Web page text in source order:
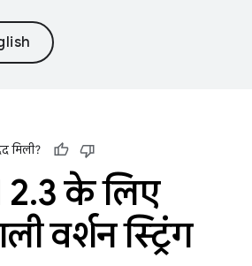
मिली?
.3 के लिए
वर्शन स्ट्रिंग